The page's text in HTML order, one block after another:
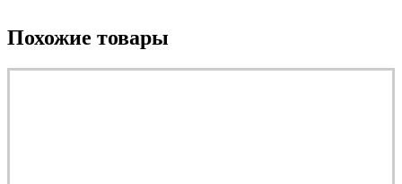
Похожие товары